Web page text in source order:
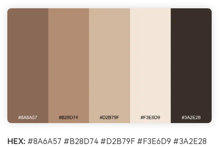
HEX: #8A6A57 #B28D74 #D2B79F #F3E6D9 #3A2E28